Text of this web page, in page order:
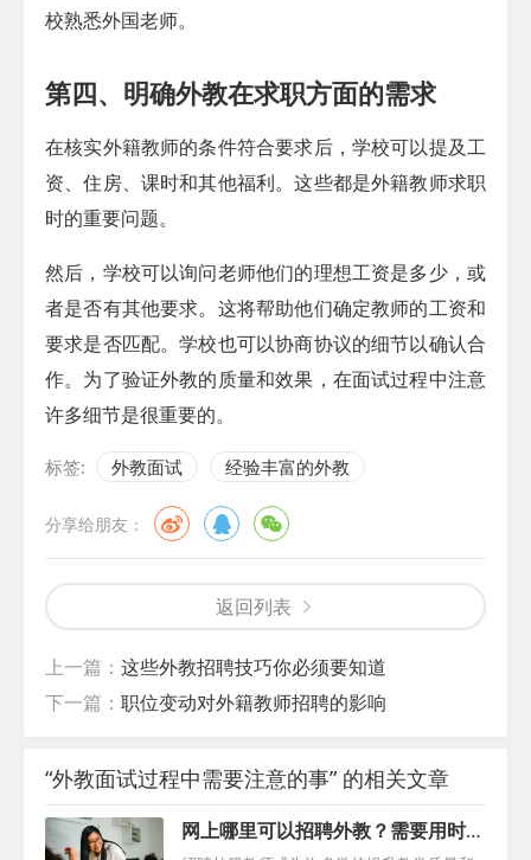
校熟悉外国老师。
第四、明确外教在求职方面的需求
在核实外籍教师的条件符合要求后，学校可以提及工
资、住房、课时和其他福利。这些都是外籍教师求职
时的重要问题。
然后，学校可以询问老师他们的理想工资是多少，或
者是否有其他要求。这将帮助他们确定教师的工资和
要求是否匹配。学校也可以协商协议的细节以确认合
作。为了验证外教的质量和效果，在面试过程中注意
许多细节是很重要的。
标签: 外教面试 经验丰富的外教
分享给朋友：
返回列表
上一篇： 这些外教招聘技巧你必须要知道
下一篇： 职位变动对外籍教师招聘的影响
“外教面试过程中需要注意的事” 的相关文章
网上哪里可以招聘外教？需要用时多